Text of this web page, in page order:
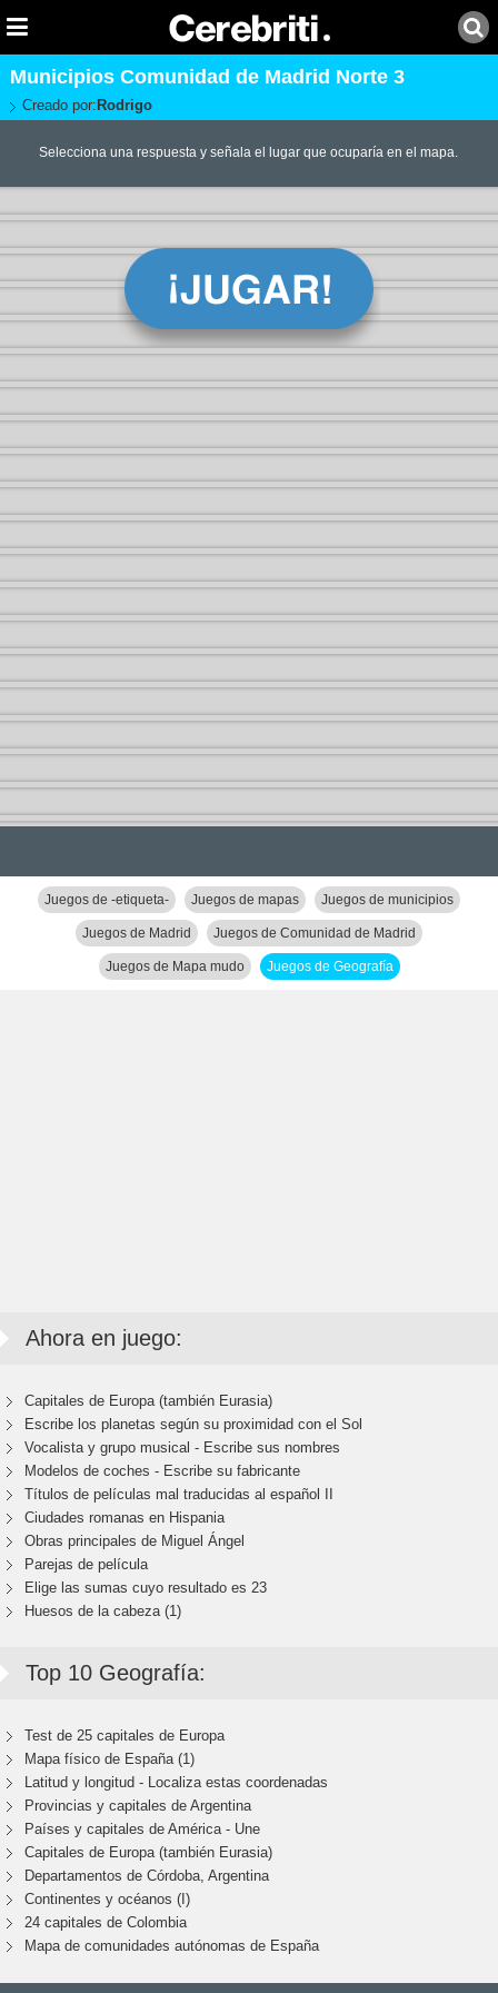
Municipios Comunidad de Madrid Norte 3
Creado por: Rodrigo
Selecciona una respuesta y señala el lugar que ocuparía en el mapa.
Juegos de -etiqueta- Juegos de mapas Juegos de municipios
Juegos de Madrid Juegos de Comunidad de Madrid
Juegos de Mapa mudo Juegos de Geografía
Ahora en juego:
Capitales de Europa (también Eurasia)
Escribe los planetas según su proximidad con el Sol
Vocalista y grupo musical - Escribe sus nombres
Modelos de coches - Escribe su fabricante
Títulos de películas mal traducidas al español II
Ciudades romanas en Hispania
Obras principales de Miguel Ángel
Parejas de película
Elige las sumas cuyo resultado es 23
Huesos de la cabeza (1)
Top 10 Geografía:
Test de 25 capitales de Europa
Mapa físico de España (1)
Latitud y longitud - Localiza estas coordenadas
Provincias y capitales de Argentina
Países y capitales de América - Une
Capitales de Europa (también Eurasia)
Departamentos de Córdoba, Argentina
Continentes y océanos (I)
24 capitales de Colombia
Mapa de comunidades autónomas de España